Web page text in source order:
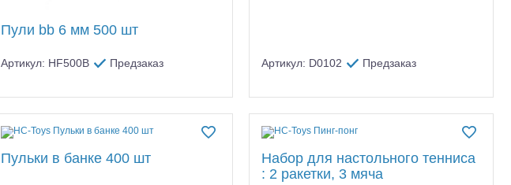
Монстр-траки ДВС модели
Пули bb 6 мм 500 шт
Артикул: HF500B Предзаказ Артикул: D0102 Предзаказ
Пульки в банке 400 шт
Набор для настольного тенниса
: 2 ракетки, 3 мяча